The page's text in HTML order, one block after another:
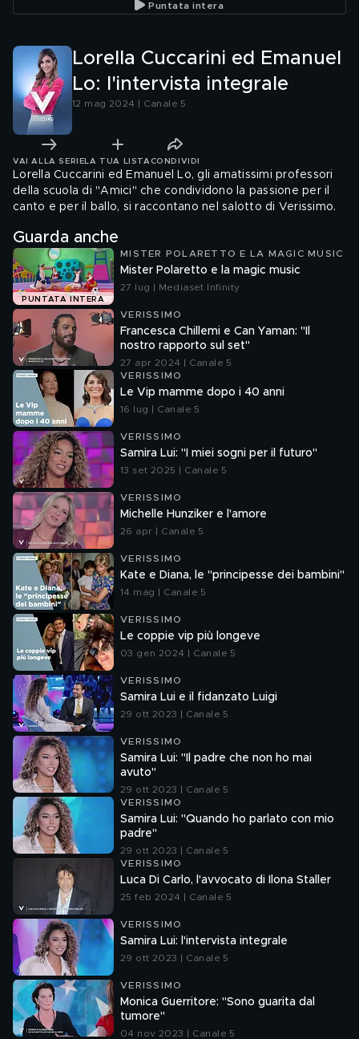
nostra amicizia"
Puntata intera
Lorella Cuccarini ed Emanuel
Lo: l'intervista integrale
12 mag 2024 | Canale 5
VAI ALLA SERIE LA TUA LISTA CONDIVIDI
Lorella Cuccarini ed Emanuel Lo, gli amatissimi professori
della scuola di "Amici" che condividono la passione per il
canto e per il ballo, si raccontano nel salotto di Verissimo.
Guarda anche
PUNTATA INTERA
MISTER POLARETTO E LA MAGIC MUSIC
Mister Polaretto e la magic music
27 lug | Mediaset Infinity
VERISSIMO
Francesca Chillemi e Can Yaman: "Il
nostro rapporto sul set"
27 apr 2024 | Canale 5
VERISSIMO
Le Vip mamme dopo i 40 anni
16 lug | Canale 5
VERISSIMO
Samira Lui: "I miei sogni per il futuro"
13 set 2025 | Canale 5
VERISSIMO
Michelle Hunziker e l'amore
26 apr | Canale 5
VERISSIMO
Kate e Diana, le "principesse dei bambini"
14 mag | Canale 5
VERISSIMO
Le coppie vip più longeve
03 gen 2024 | Canale 5
VERISSIMO
Samira Lui e il fidanzato Luigi
29 ott 2023 | Canale 5
VERISSIMO
Samira Lui: "Il padre che non ho mai
avuto"
29 ott 2023 | Canale 5
VERISSIMO
Samira Lui: "Quando ho parlato con mio
padre"
29 ott 2023 | Canale 5
VERISSIMO
Luca Di Carlo, l'avvocato di Ilona Staller
25 feb 2024 | Canale 5
VERISSIMO
Samira Lui: l'intervista integrale
29 ott 2023 | Canale 5
VERISSIMO
Monica Guerritore: "Sono guarita dal
tumore"
04 nov 2023 | Canale 5